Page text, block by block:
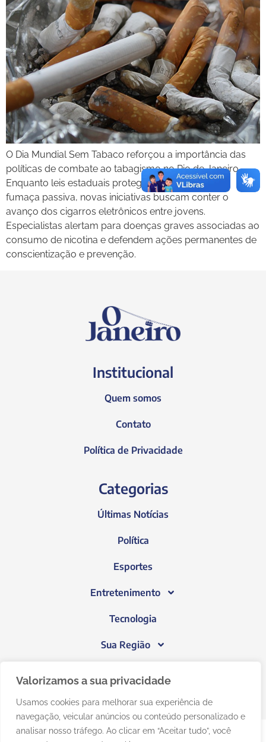
Valorizamos a sua privacidade
Usamos cookies para melhorar sua experiência de
navegação, veicular anúncios ou conteúdo personalizado e
analisar nosso tráfego. Ao clicar em “Aceitar tudo”, você
O Dia Mundial Sem Tabaco reforçou a importância das
políticas de combate ao tabagismo no Rio de Janeiro.
Enquanto leis estaduais protegem a população da
fumaça passiva, novas iniciativas buscam conter o
avanço dos cigarros eletrônicos entre jovens.
Especialistas alertam para doenças graves associadas ao
consumo de nicotina e defendem ações permanentes de
conscientização e prevenção.
Institucional
Quem somos
Contato
Política de Privacidade
Categorias
Últimas Notícias
Política
Esportes
Entretenimento
Tecnologia
Sua Região